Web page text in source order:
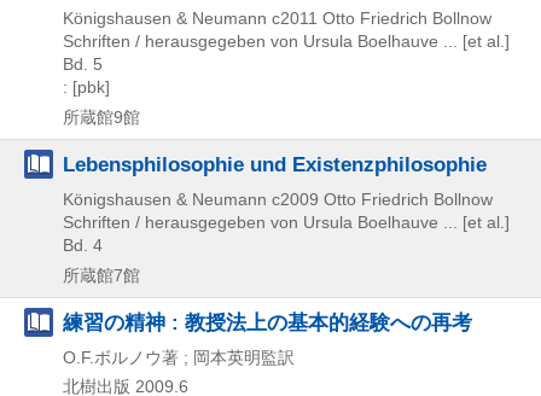
Königshausen & Neumann c2011 Otto Friedrich Bollnow
Schriften / herausgegeben von Ursula Boelhauve ... [et al.]
Bd. 5
: [pbk]
所蔵館9館
Lebensphilosophie und Existenzphilosophie
Königshausen & Neumann c2009 Otto Friedrich Bollnow
Schriften / herausgegeben von Ursula Boelhauve ... [et al.]
Bd. 4
所蔵館7館
練習の精神 : 教授法上の基本的経験への再考
O.F.ボルノウ著 ; 岡本英明監訳
北樹出版 2009.6